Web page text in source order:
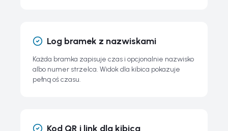
Log bramek z nazwiskami
Każda bramka zapisuje czas i opcjonalnie nazwisko
albo numer strzelca. Widok dla kibica pokazuje
pełną oś czasu.
Kod QR i link dla kibica